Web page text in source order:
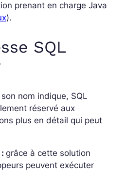
prenant en charge Java
).
SQL
nom indique, SQL
réservé aux
plus en détail qui peut
grâce à cette solution
peuvent exécuter